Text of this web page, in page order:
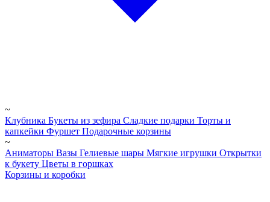
~
Клубника Букеты из зефира Сладкие подарки Торты и
капкейки Фуршет Подарочные корзины
~
Аниматоры Вазы Гелиевые шары Мягкие игрушки Открытки
к букету Цветы в горшках
Корзины и коробки